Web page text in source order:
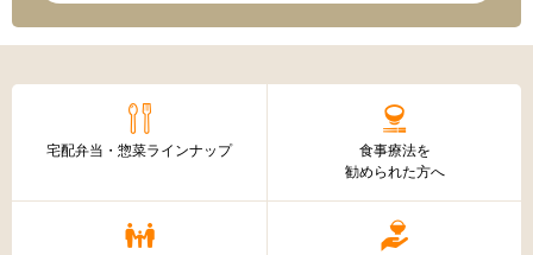
宅配弁当・惣菜ラインナップ
食事療法を
勧められた方へ